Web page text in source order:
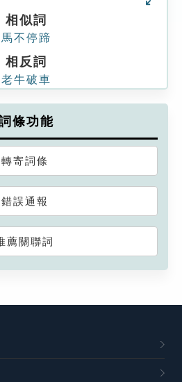
相似詞
馬不停蹄
相反詞
老牛破車
條功能
轉寄詞條
錯誤通報
薦關聯詞